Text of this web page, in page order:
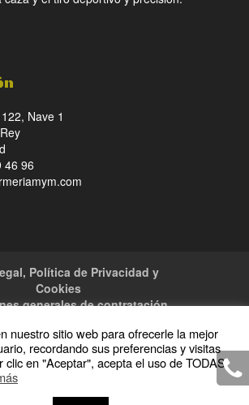
Nave 1
46 96
Política de Privacidad y
Cookies
generales de contratación
· 2016 Armeria M y M · Todos los
nuestro sitio web para ofrecerle la mejor
recordando sus preferencias y visitas
clic en "Aceptar", acepta el uso de TODAS